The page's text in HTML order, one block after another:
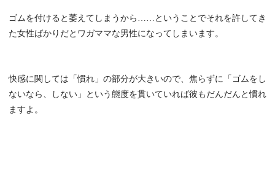
ゴムを付けると萎えてしまうから……ということでそれを許してき
た女性ばかりだとワガママな男性になってしまいます。
快感に関しては「慣れ」の部分が大きいので、焦らずに「ゴムをし
ないなら、しない」という態度を貫いていれば彼もだんだんと慣れ
ますよ。